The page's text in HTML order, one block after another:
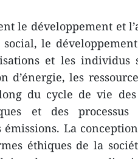
le développement et
le
et les individus
d’énergie, les
du cycle de vie des
et des processus
La
éthiques de la